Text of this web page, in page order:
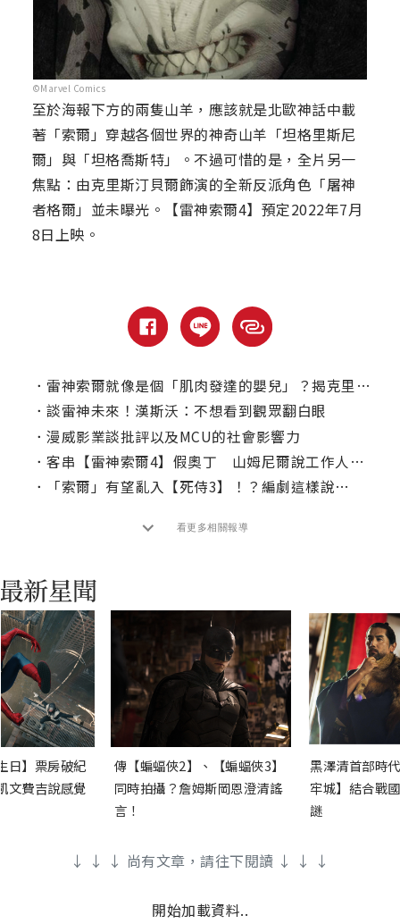
©Marvel Comics
至於海報下方的兩隻山羊，應該就是北歐神話中載
著「索爾」穿越各個世界的神奇山羊「坦格里斯尼
爾」與「坦格喬斯特」。不過可惜的是，全片另一
焦點：由克里斯汀貝爾飾演的全新反派角色「屠神
者格爾」並未曝光。【雷神索爾4】預定2022年7月
8日上映。
． 雷神索爾就像是個「肌肉發達的嬰兒」？揭克里斯漢斯沃幕後秘辛！
． 談雷神未來！漢斯沃：不想看到觀眾翻白眼
． 漫威影業談批評以及MCU的社會影響力
． 客串【雷神索爾4】假奧丁 山姆尼爾說工作人員都笑他改吃素
．
「索爾」有望亂入【死侍3】！？編劇這樣說…
看更多相關報導
日】票房破紀
文費吉說感覺
傳【蝙蝠俠2】、【蝙蝠俠3】
同時拍攝？詹姆斯岡恩澄清謠
言！
黑澤清首部時
牢城】結合戰
謎
↓ ↓ ↓ 尚有文章，請往下閱讀 ↓ ↓ ↓
開始加載資料..